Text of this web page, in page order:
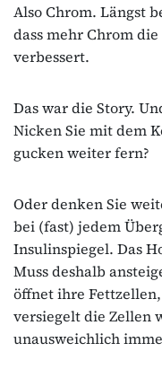
Also Chrom. Längst
dass mehr Chrom
verbessert.
Das war die Story.
Nicken Sie mit dem
gucken weiter fern?
Oder denken Sie
bei (fast) jedem
Insulinspiegel. Das
Muss deshalb
öffnet ihre
versiegelt die Zellen
unausweichlich